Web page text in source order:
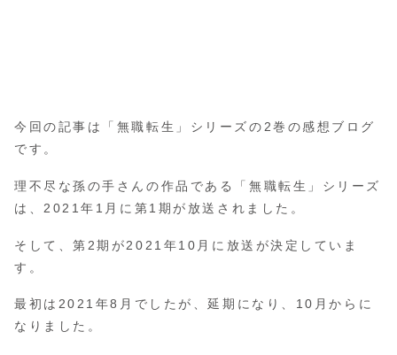
今回の記事は「無職転生」シリーズの2巻の感想ブログ
です。
理不尽な孫の手さんの作品である「無職転生」シリーズ
は、2021年1月に第1期が放送されました。
そして、第2期が2021年10月に放送が決定していま
す。
最初は2021年8月でしたが、延期になり、10月からに
なりました。